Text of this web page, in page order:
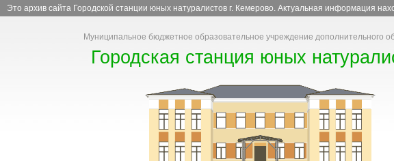
Это архив сайта Городской станции юных натуралистов г. Кемерово. Актуальная информация
Муниципальное бюджетное образовательное учреждение дополнительного
Городская станция юных